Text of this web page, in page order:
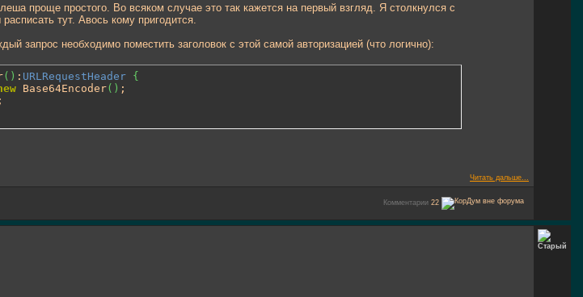
проще простого. Во всяком случае это так кажется на первый взгляд. Я столкнулся с
тут. Авось кому пригодится.
запрос необходимо поместить заголовок с этой самой авторизацией (что логично):
( ) : URLRequestHeader {
Base64Encoder( ) ;
;
Читать дальше...
Комментарии 22